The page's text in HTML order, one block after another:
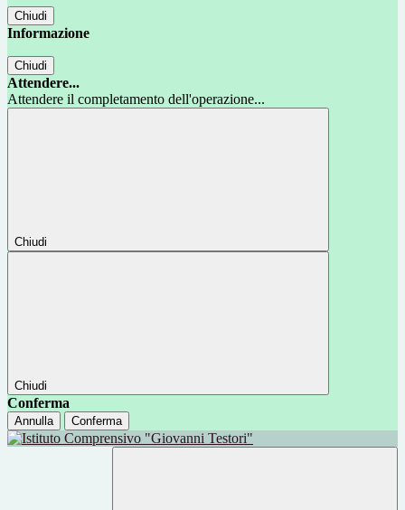
Chiudi
Informazione
Chiudi
Attendere...
Attendere il completamento dell'operazione...
Chiudi
Chiudi
Conferma
Annulla Conferma